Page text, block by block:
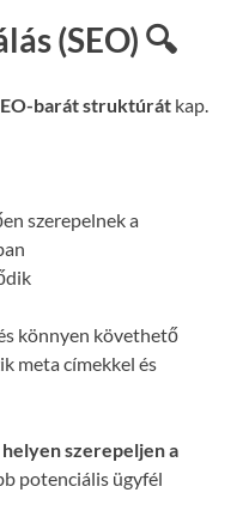
(SEO) 🔍
barát struktúrát kap.
szerepelnek a
könnyen követhető
meta címekkel és
szerepeljen a
potenciális ügyfél